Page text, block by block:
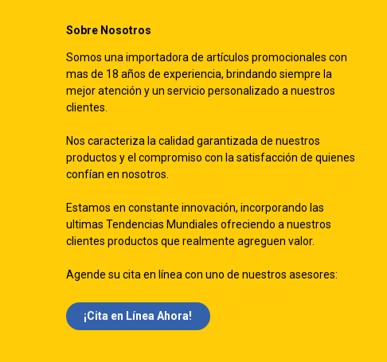
Sobre Nosotros
Somos una importadora de artículos promocionales con
mas de 18 años de experiencia, brindando siempre la
mejor atención y un servicio personalizado a nuestros
clientes.
Nos caracteriza la calidad garantizada de nuestros
productos y el compromiso con la satisfacción de quienes
confían en nosotros.
Estamos en constante innovación, incorporando las
ultimas Tendencias Mundiales ofreciendo a nuestros
clientes productos que realmente agreguen valor.
Agende su cita en línea con uno de nuestros asesores:
¡Cita en Línea Ah​​ora!